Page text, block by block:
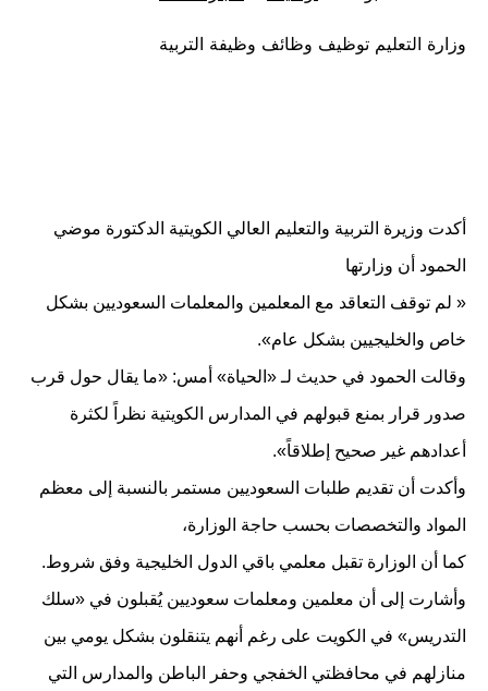
في
وزارة التعليم توظيف وظائف وظيفة التربية
أكدت وزيرة التربية والتعليم العالي الكويتية الدكتورة موضي
الحمود أن وزارتها
« لم توقف التعاقد مع المعلمين والمعلمات السعوديين بشكل
خاص والخليجيين بشكل عام».
وقالت الحمود في حديث لـ «الحياة» أمس: «ما يقال حول قرب
صدور قرار بمنع قبولهم في المدارس الكويتية نظراً لكثرة
أعدادهم غير صحيح إطلاقاً».
وأكدت أن تقديم طلبات السعوديين مستمر بالنسبة إلى معظم
المواد والتخصصات بحسب حاجة الوزارة،
كما أن الوزارة تقبل معلمي باقي الدول الخليجية وفق شروط.
وأشارت إلى أن معلمين ومعلمات سعوديين يُقبلون في «سلك
التدريس» في الكويت على رغم أنهم يتنقلون بشكل يومي بين
منازلهم في محافظتي الخفجي وحفر الباطن والمدارس التي